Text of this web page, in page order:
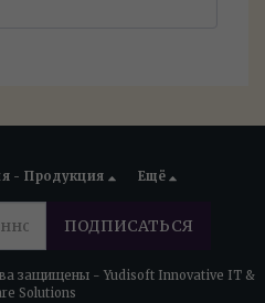
- Продукция Ещё
ПОДПИСАТЬСЯ
защищены - Yudisoft Innovative IT &
Solutions